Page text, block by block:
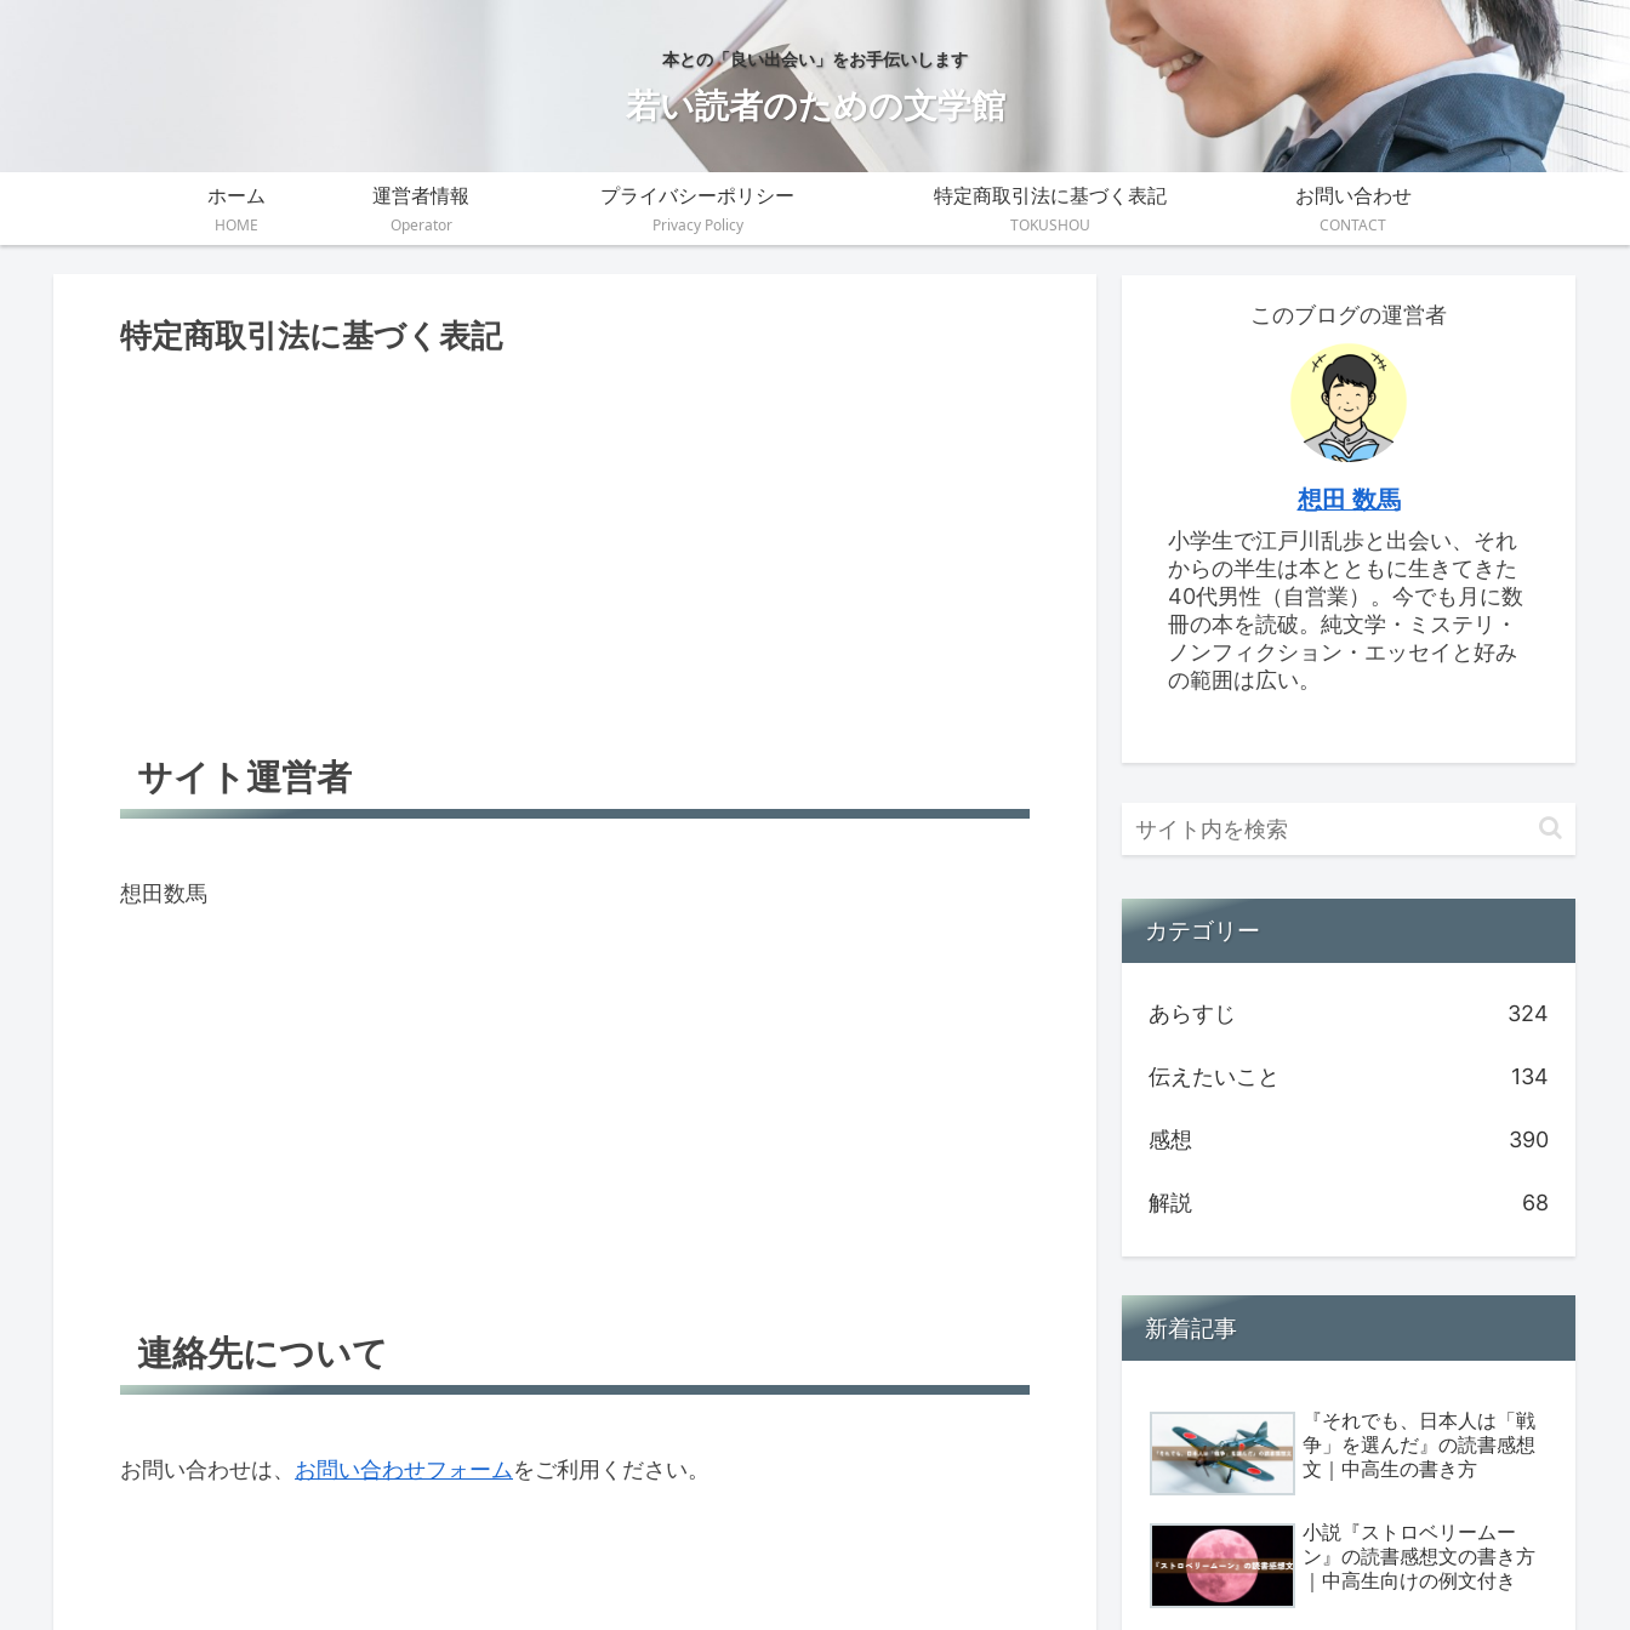
本との「良い出会い」をお手伝いします
若い読者のための文学館
ホーム
HOME
運営者情報
Operator
プライバシーポリシー
Privacy Policy
特定商取引法に基づく表記
TOKUSHOU
お問い合わせ
CONTACT
特定商取引法に基づく表記
サイト運営者
想田数馬
連絡先について
お問い合わせは、 お問い合わせフォームをご利用ください。
このブログの運営者
想田 数馬
小学生で江戸川乱歩と出会い、それ
からの半生は本とともに生きてきた
40代男性（自営業）。今でも月に数
冊の本を読破。純文学・ミステリ・
ノンフィクション・エッセイと好み
の範囲は広い。
カテゴリー
あらすじ 324
伝えたいこと 134
感想 390
解説 68
新着記事
『それでも、日本人は「戦
争」を選んだ』の読書感想
文｜中高生の書き方
小説『ストロベリームー
ン』の読書感想文の書き方
｜中高生向けの例文付き